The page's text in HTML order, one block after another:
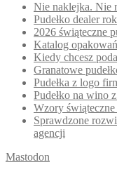
Nie naklejka. Nie
Pudełko dealer
2026 świąteczne
Katalog
Kiedy chcesz
Granatowe
Pudełka z logo
Pudełko na wino
Wzory
Sprawdzone
agencji
Mastodon